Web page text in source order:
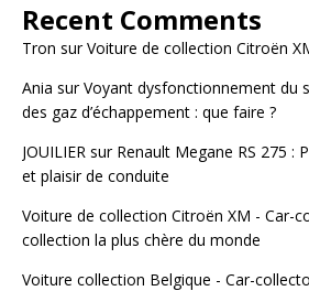
Recent Comments
Tron surVoiture de collection Citroën
Ania surVoyant dysfonctionnement du
des gaz d’échappement : que faire ?
JOUILIER sur Renault Megane RS 275 :
et plaisir de conduite
Voiture de collection Citroën XM - Car-
collection la plus chère du monde
Voiture collection Belgique - Car-